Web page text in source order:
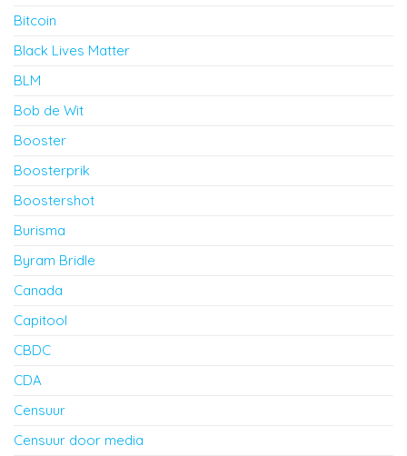
Bitcoin
Black Lives Matter
BLM
Bob de Wit
Booster
Boosterprik
Boostershot
Burisma
Byram Bridle
Canada
Capitool
CBDC
CDA
Censuur
Censuur door media